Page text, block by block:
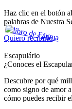
Haz clic en el botón
palabras de Nuestra
Quiero recibirlo
Escapulário
¿Conoces el
Descubre por qué
como signo de amor
cómo puedes recibir